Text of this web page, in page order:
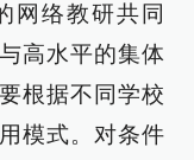
网络教研共同
高水平的集体
根据不同学校
模式。对条件